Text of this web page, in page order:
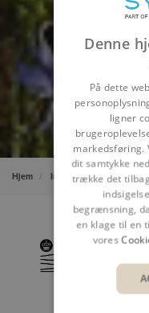
Hjem Indsigt Kundecases
Denne
På dette
ligner
markedsføring.
dit samtykke
trække det
begrænsning,
en klage til en
vores